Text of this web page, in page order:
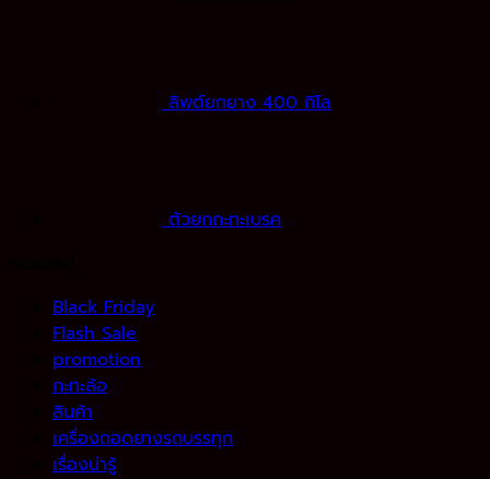
ลิพต์ยกยาง 400 กิโล
ตัวยกกะทะเบรค
Black Friday
Flash Sale
promotion
กะทะล้อ
สินค้า
เครื่องถอดยางรถบรรทุก
เรื่องน่ารู้